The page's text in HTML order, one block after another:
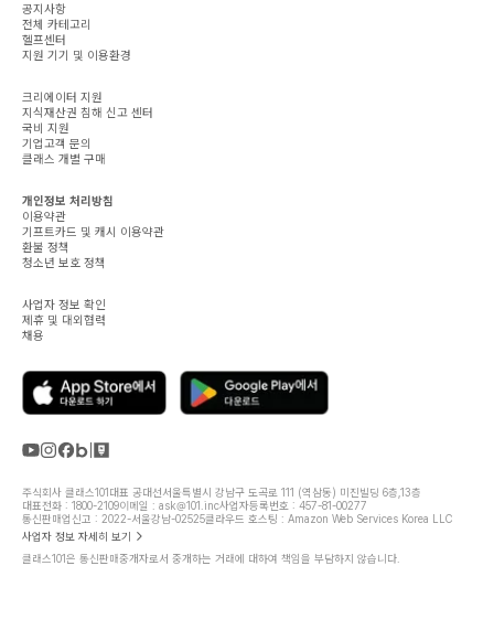
공지사항
전체 카테고리
헬프센터
지원 기기 및 이용환경
크리에이터 지원
지식재산권 침해 신고 센터
국비 지원
기업고객 문의
클래스 개별 구매
개인정보 처리방침
이용약관
기프트카드 및 캐시 이용약관
환불 정책
청소년 보호 정책
사업자 정보 확인
제휴 및 대외협력
채용
주식회사 클래스101대표 공대선서울특별시 강남구 도곡로 111 (역삼동) 미진빌딩 6층,13층
대표전화 : 1800-2109이메일 : ask@101.inc사업자등록번호 : 457-81-00277
통신판매업신고 : 2022-서울강남-02525클라우드 호스팅 : Amazon Web Services Korea LLC
사업자 정보 자세히 보기
클래스101은 통신판매중개자로서 중개하는 거래에 대하여 책임을 부담하지 않습니다.